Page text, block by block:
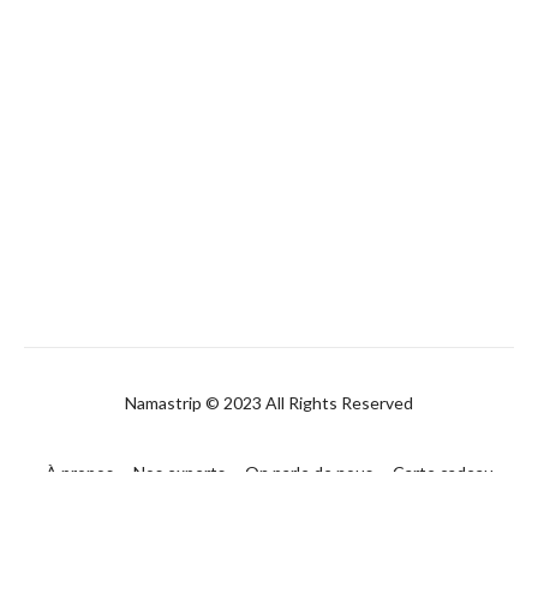
Namastrip © 2023 All Rights Reserved
À propos Nos experts On parle de nous
Carte cadeau